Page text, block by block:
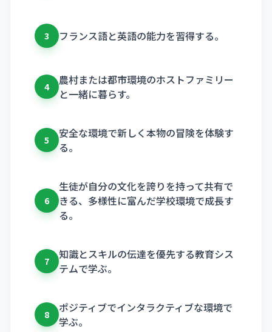
3 フランス語と英語の能力を習得する。
4
農村または都市環境のホストファミリー
と一緒に暮らす。
5
安全な環境で新しく本物の冒険を体験す
る。
6
生徒が自分の文化を誇りを持って共有で
きる、多様性に富んだ学校環境で成長す
る。
7
知識とスキルの伝達を優先する教育シス
テムで学ぶ。
8
ポジティブでインタラクティブな環境で
学ぶ。